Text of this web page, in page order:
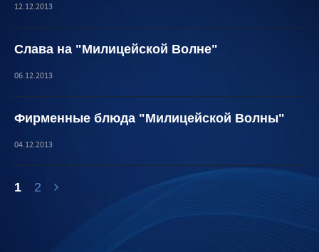
12.12.2013
Слава на "Милицейской Волне"
06.12.2013
Фирменные блюда "Милицейской Волны"
04.12.2013
1 2